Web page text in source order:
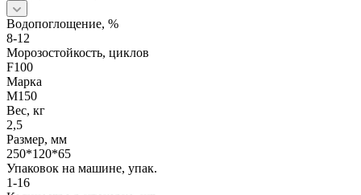
Водопоглощение, %
8-12
Морозостойкость, циклов
F100
Марка
М150
Вес, кг
2,5
Размер, мм
250*120*65
Упаковок на машине, упак.
1-16